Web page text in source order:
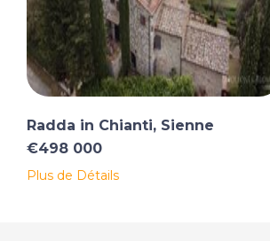
Radda in Chianti, Sienne
€498 000
Plus de Détails